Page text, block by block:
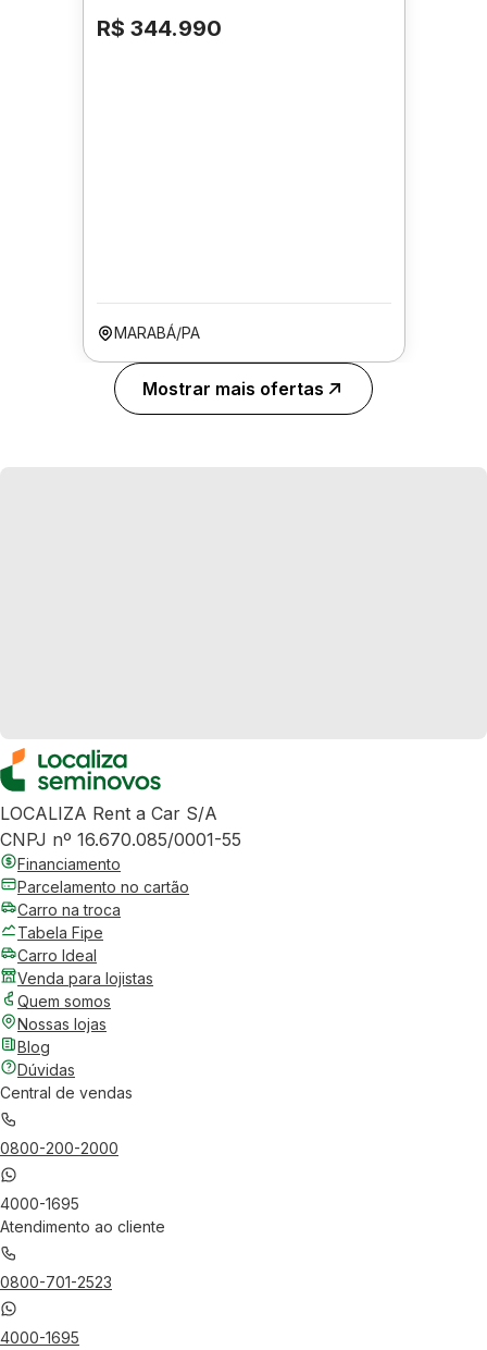
R$ 344.990
MARABÁ/PA
Mostrar mais ofertas
LOCALIZA Rent a Car S/A
CNPJ nº 16.670.085/0001-55
Financiamento
Parcelamento no cartão
Carro na troca
Tabela Fipe
Carro Ideal
Venda para lojistas
Quem somos
Nossas lojas
Blog
Dúvidas
Central de vendas
0800-200-2000
4000-1695
Atendimento ao cliente
0800-701-2523
4000-1695